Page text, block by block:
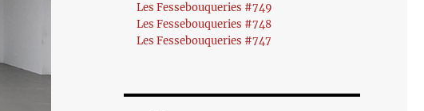
Les Fessebouqueries #749
Les Fessebouqueries #748
Les Fessebouqueries #747